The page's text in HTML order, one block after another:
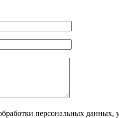
персональных данных,